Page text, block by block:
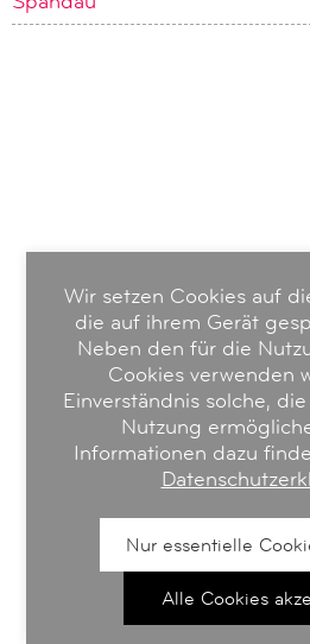
Wir setzen Cookies auf
die auf ihrem Gerät
Neben den für die
Cookies verwenden
Einverständnis solche,
Nutzung
Informationen dazu